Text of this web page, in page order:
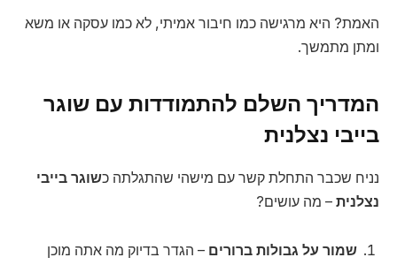
האמת? היא מרגישה כמו חיבור אמיתי, לא כמו עסקה או משא
ומתן מתמשך.
המדריך השלם להתמודדות עם שוגר
בייבי נצלנית
נניח שכבר התחלת קשר עם מישהי שהתגלתה כשוגר בייבי
נצלנית – מה עושים?
שמור על גבולות ברורים – הגדר בדיוק מה אתה מוכן